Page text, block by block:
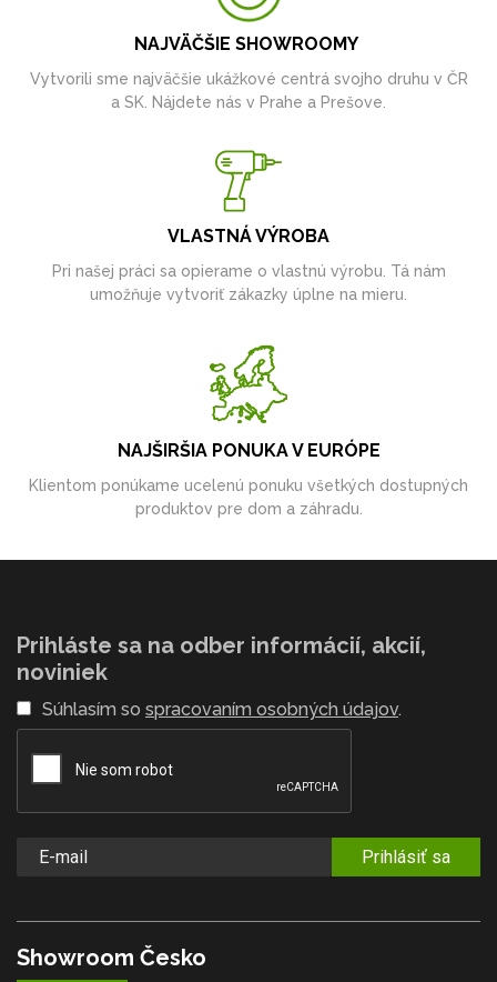
NAJVÄČŠIE SHOWROOMY
Vytvorili sme najväčšie ukážkové centrá svojho druhu v ČR
a SK. Nájdete nás v Prahe a Prešove.
VLASTNÁ VÝROBA
Pri našej práci sa opierame o vlastnú výrobu. Tá nám
umožňuje vytvoriť zákazky úplne na mieru.
NAJŠIRŠIA PONUKA V EURÓPE
Klientom ponúkame ucelenú ponuku všetkých dostupných
produktov pre dom a záhradu.
Prihláste sa na odber informácií, akcií,
noviniek
Súhlasím so spracovaním osobných údajov.
Prihlásiť sa
Showroom Česko